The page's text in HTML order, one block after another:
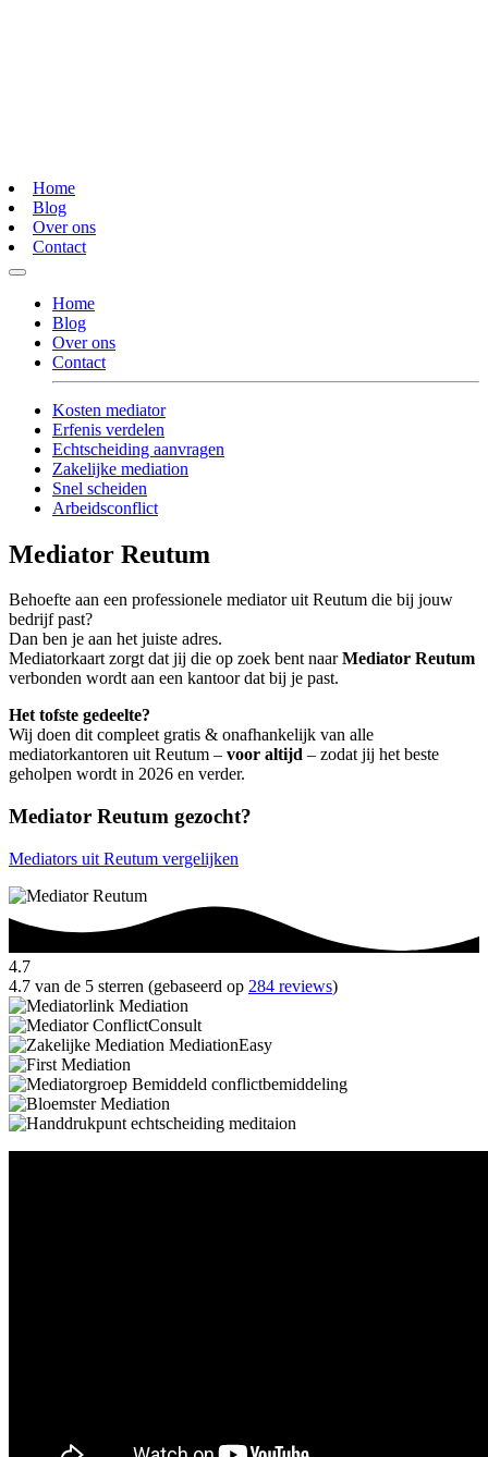
Home
Blog
Over ons
Contact
Home
Blog
Over ons
Contact
Kosten mediator
Erfenis verdelen
Echtscheiding aanvragen
Zakelijke mediation
Snel scheiden
Arbeidsconflict
Mediator Reutum
Behoefte aan een professionele mediator uit Reutum die bij jouw
bedrijf past?
Dan ben je aan het juiste adres.
Mediatorkaart zorgt dat jij die op zoek bent naarMediator Reutum
verbonden wordt aan een kantoor dat bij je past.
Het tofste gedeelte?
Wij doen dit compleet gratis & onafhankelijk van alle
mediatorkantoren uit Reutum – voor altijd – zodat jij het beste
geholpen wordt in 2026 en verder.
Mediator Reutum gezocht?
Mediators uit Reutum vergelijken
4.7
4.7 van de 5 sterren (gebaseerd op 284 reviews)